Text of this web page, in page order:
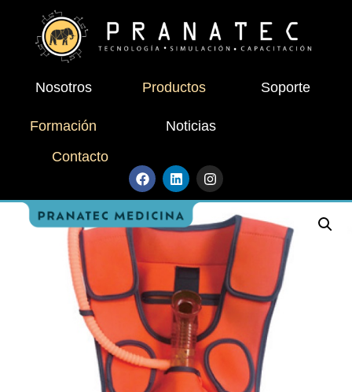
Nosotros Productos Soporte
Formación
Noticias
Contacto